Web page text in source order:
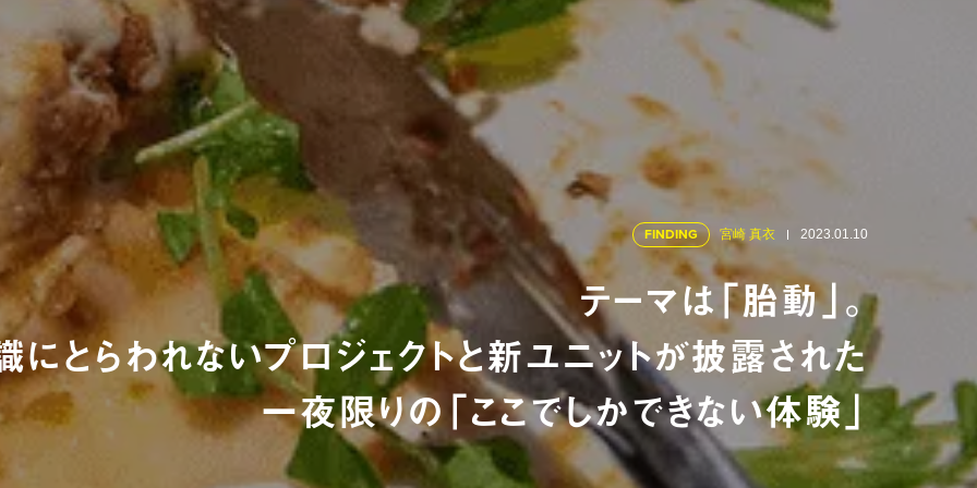
FINDING 宮崎 真衣 2023.01.10
テーマは「胎動」。
にとらわれないプロジェクトと新ユニットが披露された
一夜限りの「ここでしかできない体験」